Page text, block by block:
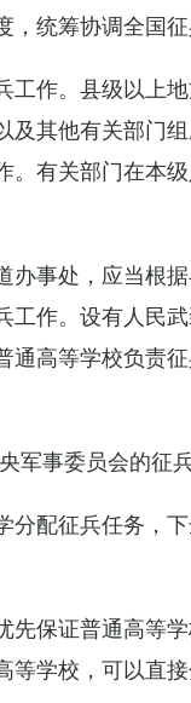
统筹协调全国征
作。县级以上
及其他有关部门
有关部门在本
事处，应当根
作。设有人民
高等学校负责
事委员会的征兵
配征兵任务，
保证普通高等学
学校，可以直